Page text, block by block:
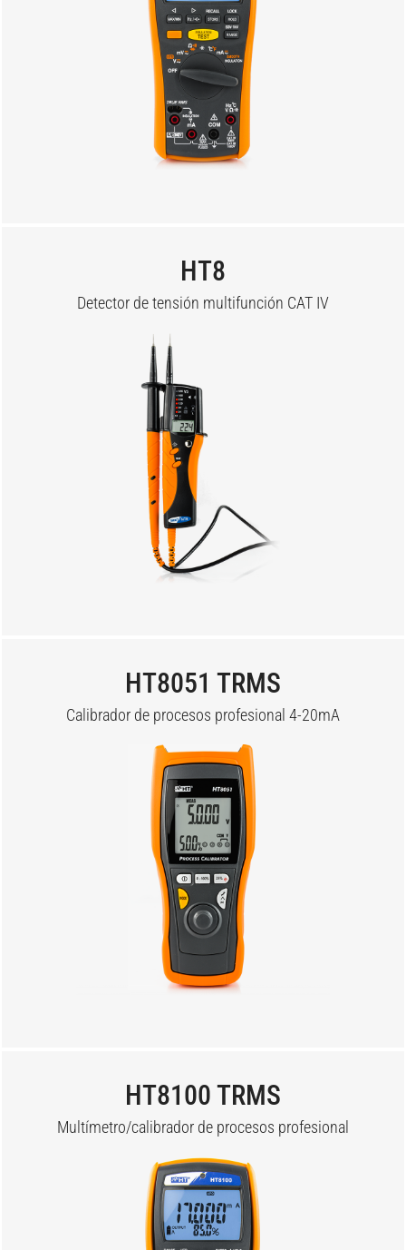
HT8
Detector de tensión multifunción CAT IV
HT8051 TRMS
Calibrador de procesos profesional 4-20mA
HT8100 TRMS
Multímetro/calibrador de procesos profesional